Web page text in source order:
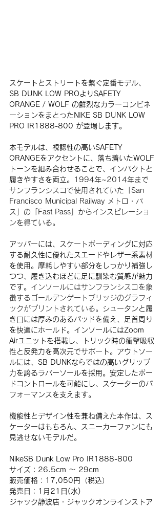
スケートとストリートを繋ぐ定番モデル、
SB DUNK LOW PROよりSAFETY
ORANGE / WOLF の鮮烈なカラーコンビネ
ーションをまとったNIKE SB DUNK LOW
PRO IR1888-800 が登場します。
本モデルは、視認性の高いSAFETY
ORANGEをアクセントに、落ち着いたWOLF
トーンを組み合わせることで、インパクトと
履きやすさを両立。
1994年~2014年まで
サンフランシスコで使用されていた「San
Francisco Municipal Railway メトロ・バ
ス」の「Fast Pass」からインスピレーショ
ンを得ている。
アッパーには、スケートボーディングに対応
する耐久性に優れたスエードやレザー系素材
を使用。摩耗しやすい部分をしっかり補強し
つつ、履き込むほどに足に馴染む質感が魅力
です。 インソールにはサンフランシスコを象
徴するゴールデンゲートブリッジのグラフィ
ックがプリントされている。
シュータンと履
き口には厚みのあるパッドを備え、足首周り
を快適にホールド。インソールにはZoom
Airユニットを搭載し、トリック時の衝撃吸収
性と反発力を高次元でサポート。アウトソー
ルには、SB DUNKならではの高いグリップ
力を誇るラバーソールを採用。安定したボー
ドコントロールを可能にし、スケーターのパ
フォーマンスを支えます。
機能性とデザイン性を兼ね備えた本作は、ス
ケーターはもちろん、スニーカーファンにも
見逃せないモデルだ。
NikeSB Dunk Low Pro IR1888-800
サイズ：26.5cm 〜 29cm
販売価格：17,050円（税込）
発売日：1月21日(水)
ジャック静波店・ジャックオンラインストア